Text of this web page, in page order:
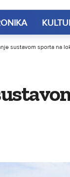
sustavom sporta na